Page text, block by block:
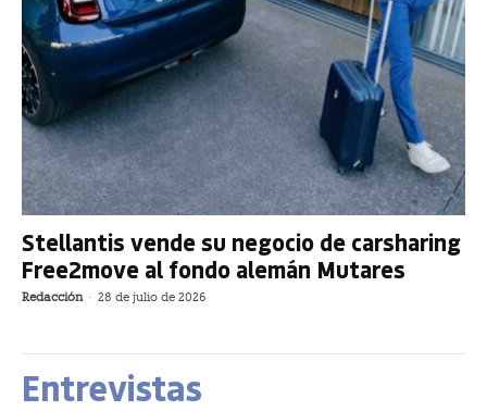
Stellantis vende su negocio de carsharing
Free2move al fondo alemán Mutares
Redacción - 28 de julio de 2026
Entrevistas